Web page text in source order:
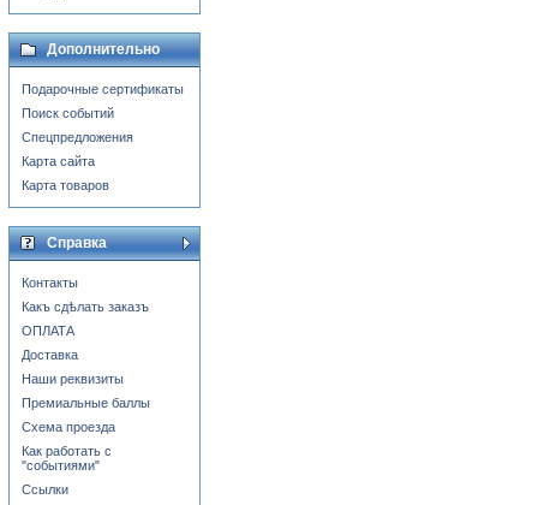
Дополнительно
Подарочные сертификаты
Поиск событий
Спецпредложения
Карта сайта
Карта товаров
Справка
Контакты
Какъ сдѣлать заказъ
ОПЛАТА
Доставка
Наши реквизиты
Премиальные баллы
Схема проезда
Как работать с
"событиями"
Ссылки